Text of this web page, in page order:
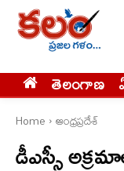
తెలంగాణ
Home ఆంధ్రప్రదేశ్
డీఎస్సీ